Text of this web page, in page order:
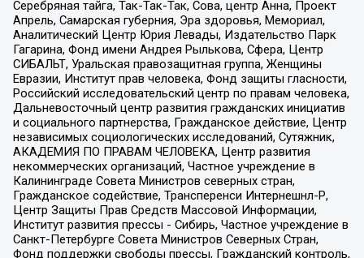
Серебряная тайга, Так-Так-Так, Сова, центр Анна, Проект
Апрель, Самарская губерния, Эра здоровья, Мемориал,
Аналитический Центр Юрия Левады, Издательство Парк
Гагарина, Фонд имени Андрея Рылькова, Сфера, Центр
СИБАЛЬТ, Уральская правозащитная группа, Женщины
Евразии, Институт прав человека, Фонд защиты гласности,
Российский исследовательский центр по правам человека,
Дальневосточный центр развития гражданских инициатив
и социального партнерства, Гражданское действие, Центр
независимых социологических исследований, Сутяжник,
АКАДЕМИЯ ПО ПРАВАМ ЧЕЛОВЕКА, Центр развития
некоммерческих организаций, Частное учреждение в
Калининграде Совета Министров северных стран,
Гражданское содействие, Трансперенси Интернешнл-Р,
Центр Защиты Прав Средств Массовой Информации,
Институт развития прессы - Сибирь, Частное учреждение в
Санкт-Петербурге Совета Министров Северных Стран,
Фонд поддержки свободы прессы, Гражданский контроль,